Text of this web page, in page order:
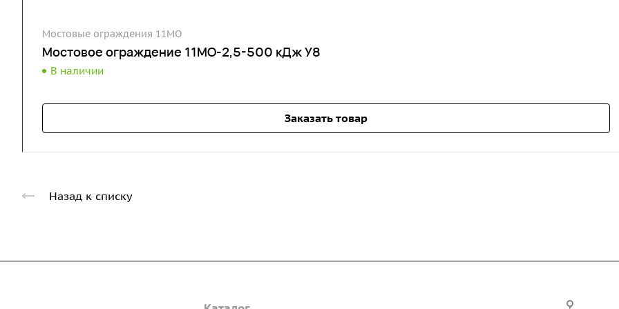
Мостовые ограждения 11МО
Мостовое ограждение 11МО-2,5-500 кДж У8
В наличии
Заказать товар
Назад к списку